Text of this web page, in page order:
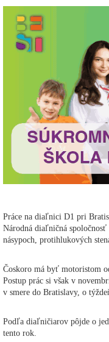
Práce na diaľnici D1 pri
Národná diaľničná
násypoch, protihlukových
Čoskoro má byť motoristom
Postup prác si však v
v smere do Bratislavy, o
Podľa diaľničiarov pôjde o
tento rok.